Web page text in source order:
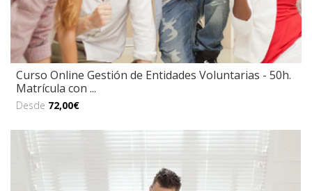
Curso Online Gestión de Entidades Voluntarias - 50h.
Matrícula con ...
Desde 72,00€